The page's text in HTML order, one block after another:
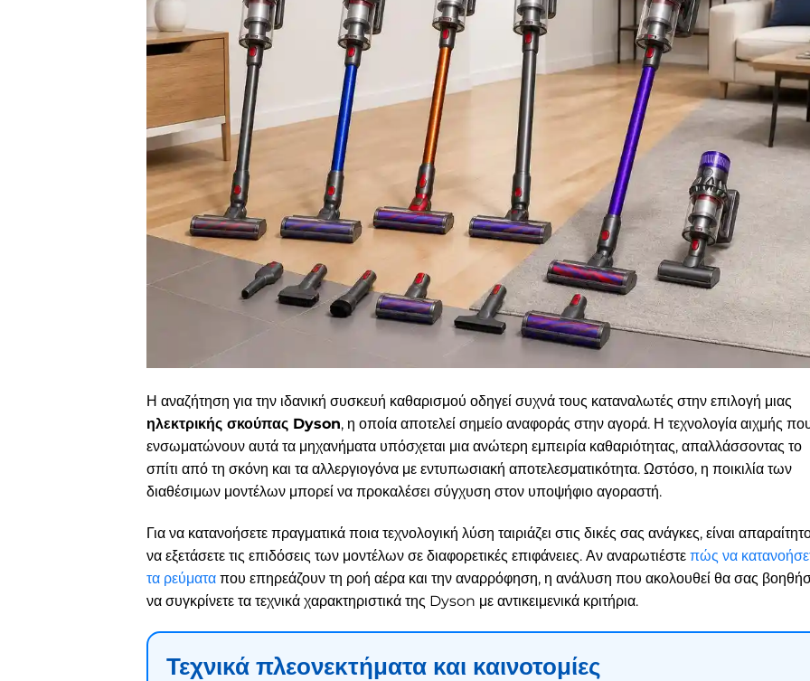
Η αναζήτηση για την ιδανική συσκευή καθαρισμού οδηγεί συχνά τους καταναλωτές στην επιλογή μιας
ηλεκτρικής σκούπας Dyson, η οποία αποτελεί σημείο αναφοράς στην αγορά. Η τεχνολογία αιχμής
ενσωματώνουν αυτά τα μηχανήματα υπόσχεται μια ανώτερη εμπειρία καθαριότητας, απαλλάσσοντας το
σπίτι από τη σκόνη και τα αλλεργιογόνα με εντυπωσιακή αποτελεσματικότητα. Ωστόσο, η ποικιλία των
διαθέσιμων μοντέλων μπορεί να προκαλέσει σύγχυση στον υποψήφιο αγοραστή.
Για να κατανοήσετε πραγματικά ποια τεχνολογική λύση ταιριάζει στις δικές σας ανάγκες, είναι
να εξετάσετε τις επιδόσεις των μοντέλων σε διαφορετικές επιφάνειες. Αν αναρωτιέστε πώς να
τα ρεύματα που επηρεάζουν τη ροή αέρα και την αναρρόφηση, η ανάλυση που ακολουθεί θα σας
να συγκρίνετε τα τεχνικά χαρακτηριστικά της Dyson με αντικειμενικά κριτήρια.
Τεχνικά πλεονεκτήματα και καινοτομίες